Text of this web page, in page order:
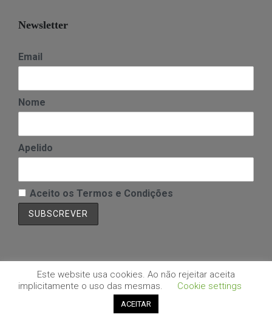
Newsletter
Email
Nome
Apelido
Aceito os Termos e Condições
Copyright © SITE Sul | Desenvolvido por: Aloha - Business & Software
Solutions
Este website usa cookies. Ao não rejeitar aceita
implicitamente o uso das mesmas.
Cookie settings
ACEITAR